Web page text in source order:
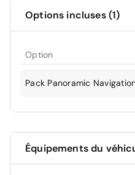
Options incluses (1)
Option
Pack Panoramic
Équipements du